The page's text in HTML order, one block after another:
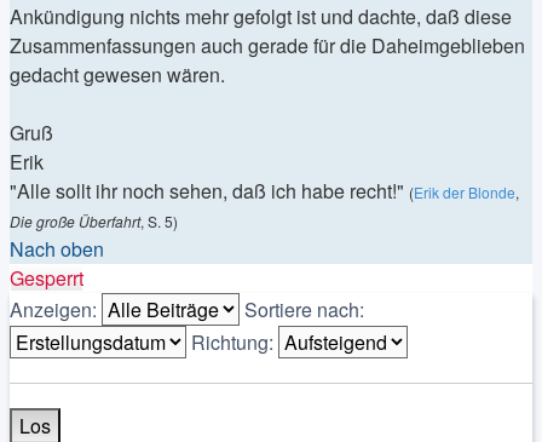
Ankündigung nichts mehr gefolgt ist und dachte, daß diese
Zusammenfassungen auch gerade für die Daheimgeblieben
gedacht gewesen wären.
Gruß
Erik
"Alle sollt ihr noch sehen, daß ich habe recht!" (Erik der Blonde,
Die große Überfahrt, S. 5)
Nach oben
Gesperrt
Anzeigen:
Sortiere nach:
Richtung: